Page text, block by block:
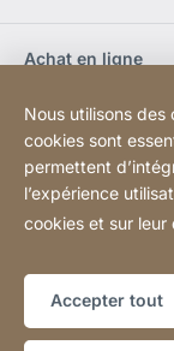
Achat en ligne
Réseaux sociaux
Site
Web
[Website
information]
Plan du site
Nous utilisons des
cookies sont
permettent
l’expérience
cookies et sur leur
Accepter tout